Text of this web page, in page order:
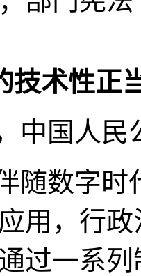
技术性正
中国人民
随数字时
用，行
过一系